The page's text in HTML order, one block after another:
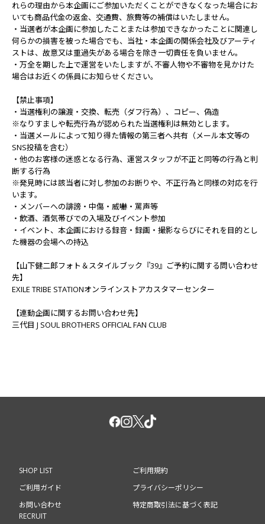
れらの理由から本企画にご参加いただくことができなくなった場合にお
いても商品代金の返金、交通費、旅費等の補償はいたしません。
・当選者が本企画に参加したことまたは参加できなかったことに関連し
何らかの損害を被った場合でも、当社・本企画の関係会社及びアーティ
ストは、故意又は重過失がある場合を除き一切責任を負いません。
・万全を期した上で運営をいたしますが､不審人物や不審物を見かけた
場合はお近くの係員にお知らせください。
【禁止事項】
・当選権利の譲渡・交換、転売（ダフ行為）、コピー、偽造
※なりすましや転売行為が認められた当選権利は無効とします。
・当選メールによって知り得た情報の第三者へ共有（メール本文等の
SNS投稿を含む）
・他のお客様の迷惑となる行為、運営スタッフが不正と同等の行為と判
断する行為
※発見時には該当者に対し参加のお断りや、不正行為と同様の対応を行
います。
・メンバーへの誹謗・中傷・威嚇・罵声等
・飲酒、酒気帯びでの入場及びイベント参加
・イベント、本企画における録音・録画・撮影ならびにそれを目的とし
た機器の会場への持込
【山下健二郎フォト＆スタイルブック『39』ご予約に関する問い合わせ
先】
EXILE TRIBE STATIONオンラインストアカスタマーセンター
【連動企画に関するお問い合わせ先】
三代目 J SOUL BROTHERS OFFICIAL FAN CLUB
SHOP LIST
ご利用ガイド
お問い合わせ
ご利用規約
プライバシーポリシー
特定商取引法に基づく表記
RECRUIT